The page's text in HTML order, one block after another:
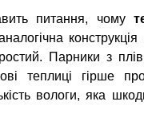
питання, чому
Парники з
теплиці гірше
вологи, яка